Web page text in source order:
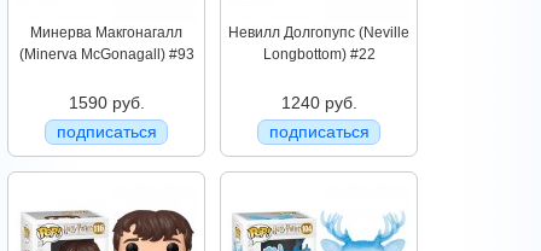
Минерва Макгонагалл
(Minerva McGonagall) #93
1590 руб.
подписаться
Невилл Долгопупс (Neville
Longbottom) #22
1240 руб.
подписаться